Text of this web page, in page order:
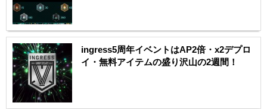
ingress5周年イベントはAP2倍・x2デプロ
イ・無料アイテムの盛り沢山の2週間！